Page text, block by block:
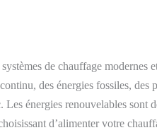
de chauffage modernes
des énergies fossiles, des
énergies renouvelables sont
d’alimenter votre